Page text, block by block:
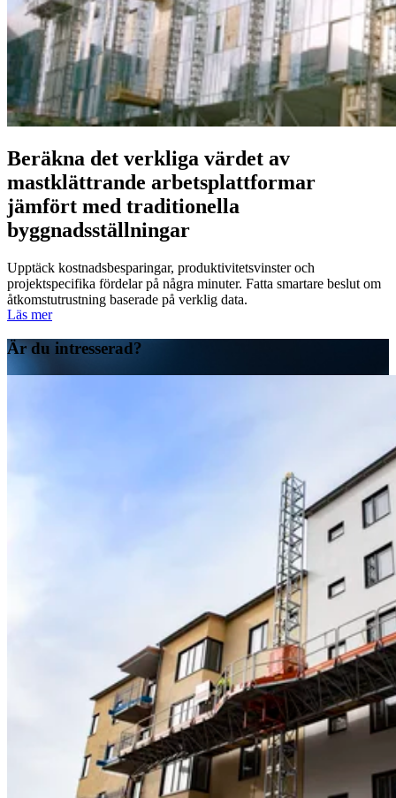
Beräkna det verkliga värdet av
mastklättrande arbetsplattformar
jämfört med traditionella
byggnadsställningar
Upptäck kostnadsbesparingar, produktivitetsvinster och
projektspecifika fördelar på några minuter. Fatta smartare beslut om
åtkomstutrustning baserade på verklig data.
Läs mer
Är du intresserad?